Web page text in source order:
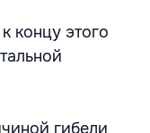
концу этого
гибели